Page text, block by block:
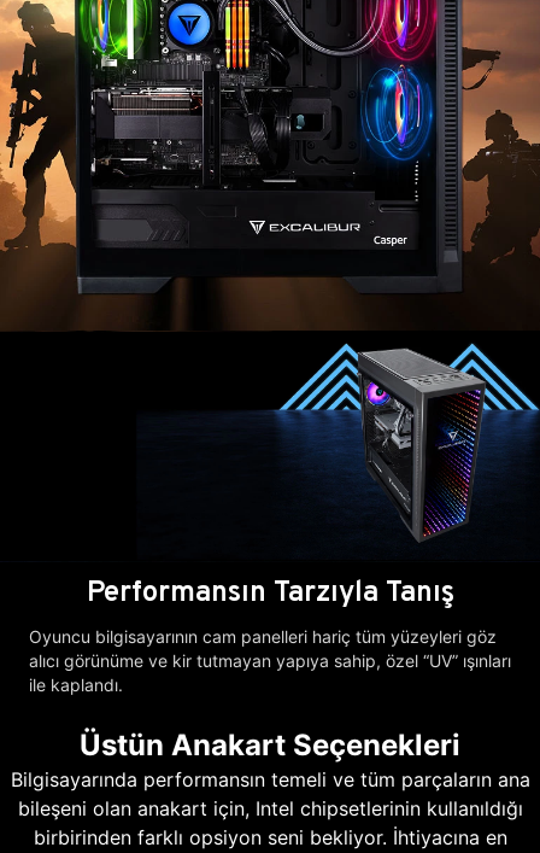
Performansın Tarzıyla Tanış
Oyuncu bilgisayarının cam panelleri hariç tüm yüzeyleri göz
alıcı görünüme ve kir tutmayan yapıya sahip, özel “UV” ışınları
ile kaplandı.
Üstün Anakart Seçenekleri
Bilgisayarında performansın temeli ve tüm parçaların ana
bileşeni olan anakart için, Intel chipsetlerinin kullanıldığı
birbirinden farklı opsiyon seni bekliyor. İhtiyacına en